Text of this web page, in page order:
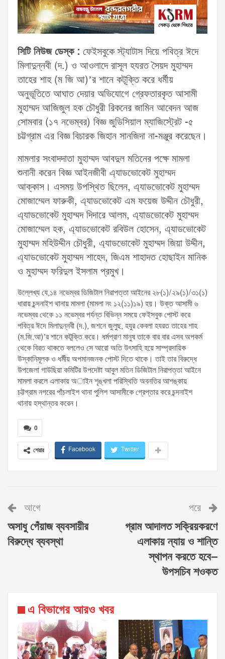
সিটি নিউজ ডেস্ক : ফেইসবুকে স্ট্যাটাস দিয়ে পবিত্র ঈদে
মিলাদুন্নবী (দ.) ও আওলাদে রাসূল হযরত সৈয়দ মুহাম্মদ
তাহের শাহ (ম জি আ)’র শানে কটূক্তি করে ধর্মীয়
অনুভূতিতে আঘাত দেয়ার অভিযোগে গ্রেফতারকৃত আসামী
মুহাম্মদ আজিজুল হক চৌধুরী রিকনের জামিন আবেদন আজ
সোমবার (১৭ নভেম্বর) বিজ্ঞ জুডিসিয়াল ম্যাজিস্ট্রেট -৫
চট্টগ্রাম এর বিজ্ঞ বিচারক জিহান সানজিদা না-মঞ্জুর করেছেন।
মামলার সংবাদদাতা মুহাম্মদ আবদুল মতিনের পক্ষে মামলা
শুনানী করেন বিজ্ঞ আইনজীবী এ্যাডভোকেট মুহাম্মদ
আক্কাস। এসময় উপস্থিত ছিলেন, এ্যাডভোকেট মুহাম্মদ
মোজাম্মেল ফারুকী, এ্যাডভোকেট এম ফয়েজ উদ্দীন চৌধুরী,
এ্যাডভোকেট মুহাম্মদ দিদারে আলম, এ্যাডভোকেট মুহাম্মদ
মোজাম্মেল হক, এ্যাডভোকেট রবিউল হোসেন, এ্যাডভোকেট
মুহাম্মদ মহিউদ্দীন চৌধুরী, এ্যাডভোকেট মুহাম্মদ জিয়া উদ্দীন,
এ্যাডভোকেট মুহাম্মদ শাহেদ, জিএম শাহাদত হোছাইন মানিক
ও মুহাম্মদ ফরিদুল ইসলাম প্রমুখ।
উল্লেখ্য যে,১৪ নভেম্বর ডিজিটাল নিরাপত্তা আইনের ২৮(১)/২৯(১)/৩১(১)
ধারায় চন্দনাইশ থানায় মামলা (মামলা নং ১২(১১)১৯) হয়। উক্ত আসামী ৬
নভেম্বর থেকে ১১ নভেম্বর পর্যন্ত বিভিন্ন সময়ে ফেইসবুক পোস্ট করে
পবিত্র ঈদে মিলাদুন্নবী (দ.), জশনে জুলুছ, হযুর কেবলা হযরত তাহের শাহ
(ম.জি.আ)’র শানে কটূক্তি করে। ধর্মপ্রাণ মানুষ তাকে বার বার এসব অপকর্ম
থেকে বিরত থাকতে বললেও সে আরো অতি উৎসাহি হয়ে সাম্প্রদায়িক
উস্কানিমূলক ও ধর্মীয় অপমানজনক পোস্ট দিতে থাকে। তাই তার বিরুদ্ধে
উপজেলা গাউছিয়া কমিটির উপদেষ্টা আবুল মতিন ডিজিটাল নিরাপত্তা আইনে
মামলা করলে এলাকায় অাইন শৃঙ্খলা পরিস্থিতি অবনতির আশঙ্কায়
চট্টগ্রাম নগরের পাঁচলাইশ থানা পুলিশ আসামীকে গ্রেপ্তার করে চন্দনাইশ
থানায় হস্থান্তর করেন।
0
শেয়ার Facebook Twitter
আগে
অসাধু পেঁয়াজ ব্যবসায়ীর
বিরুদ্ধে ব্যবস্থা
পরে
গ্রাম আদালত সক্রিয়করণে
এলাকায় ন্যায় ও শান্তি
স্থাপন করতে হবে–
উপসচিব শওকত
এ বিভাগের আরও খবর